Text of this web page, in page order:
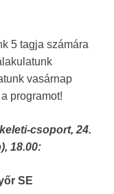
5 tagja számára
vasárnap
programot!
csoport, 24.
18.00:
SE